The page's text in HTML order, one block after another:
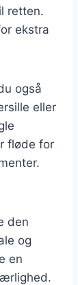
retten.
ekstra
også
eller
fløde for
den
og
en